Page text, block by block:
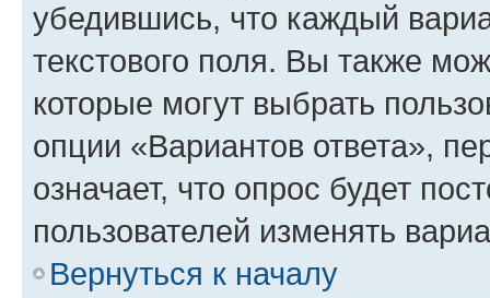
убедившись, что каждый
текстового поля. Вы также
которые могут выбрать
опции «Вариантов ответа»,
означает, что опрос будет
пользователей изменять
Вернуться к началу